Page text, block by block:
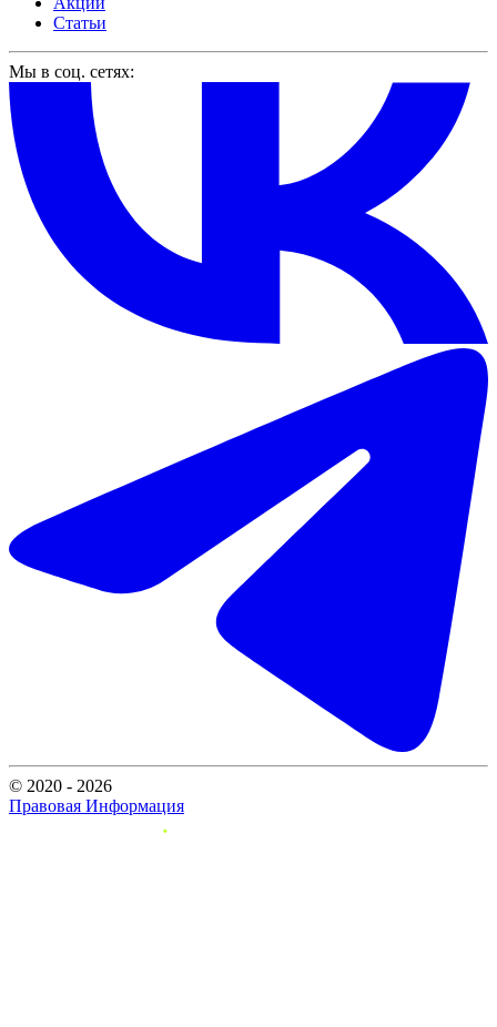
Статьи
Мы в соц. сетях:
© 2020 - 2026
Правовая Информация